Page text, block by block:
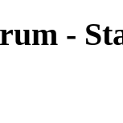
-